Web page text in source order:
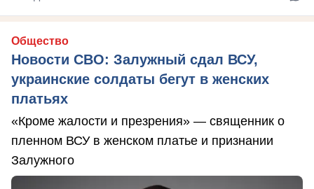
Общество
Новости СВО: Залужный сдал ВСУ,
украинские солдаты бегут в женских
платьях
«Кроме жалости и презрения» — священник о
пленном ВСУ в женском платье и признании
Залужного